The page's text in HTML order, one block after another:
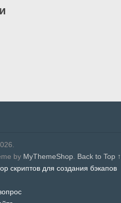
by MyThemeShop Back to Top ↑
скриптов для создания бэкапов